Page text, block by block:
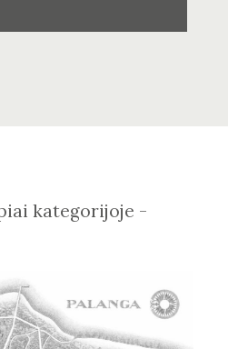
kategorijoje -